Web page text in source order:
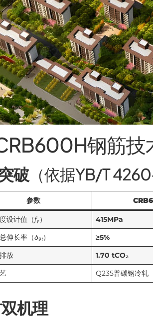
钢筋技
破 （依据YB/T
参数
设计值（ƒᵧ） 415MPa
伸长率（δ₉ₜ） ≥5%
放
1.70 tCO₂
Q235普碳钢冷轧
机理